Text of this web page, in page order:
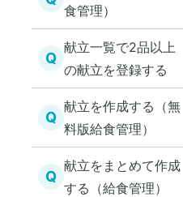
食管理）
Q
献立一覧で2品以上
の献立を登録する
Q
献立を作成する（無
料版給食管理）
Q
献立をまとめて作成
する（給食管理）